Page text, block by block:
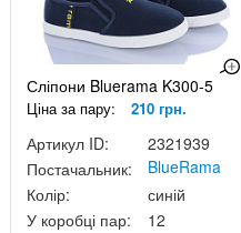
Сліпони Bluerama K300-5
Ціна за пару: 210 грн.
Артикул ID:
2321939
Постачальник:
BlueRama
Колір:
синій
У коробці пар:
12